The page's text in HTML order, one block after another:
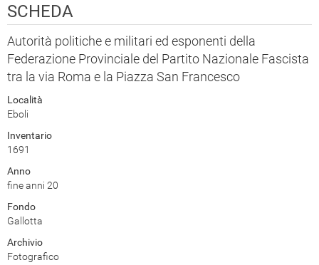
SCHEDA
Autorità politiche e militari ed esponenti della
Federazione Provinciale del Partito Nazionale Fascista
tra la via Roma e la Piazza San Francesco
Località
Eboli
Inventario
1691
Anno
fine anni 20
Fondo
Gallotta
Archivio
Fotografico